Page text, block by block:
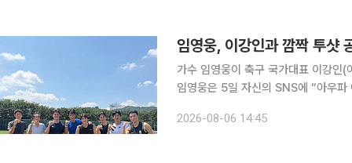
임영웅, 이강인과 깜짝 투샷
가수 임영웅이 축구 국가대표 이강인
임영웅은 5일 자신의 SNS에 “아우
2026-08-06 14:45